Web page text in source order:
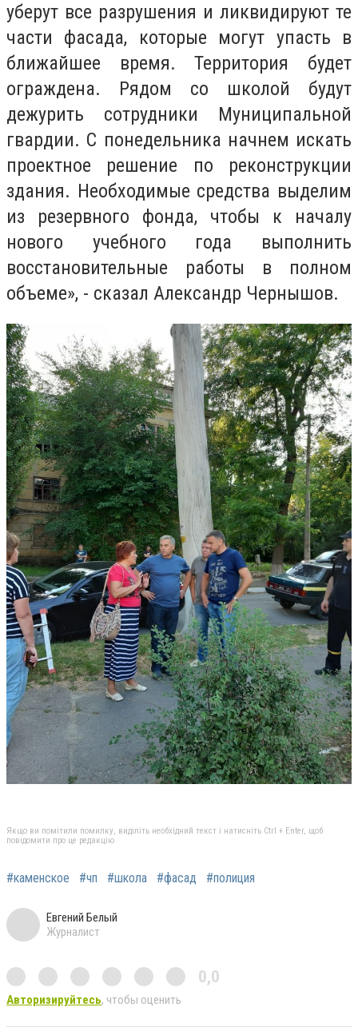
уберут все разрушения и ликвидируют те
части фасада, которые могут упасть в
ближайшее время. Территория будет
ограждена. Рядом со школой будут
дежурить сотрудники Муниципальной
гвардии. С понедельника начнем искать
проектное решение по реконструкции
здания. Необходимые средства выделим
из резервного фонда, чтобы к началу
нового учебного года выполнить
восстановительные работы в полном
объеме», - сказал Александр Чернышов.
Якщо ви помітили помилку, виділіть необхідний текст і натисніть Ctrl + Enter, щоб
повідомити про це редакцію
#каменское #чп #школа #фасад #полиция
Евгений Белый
Журналист
0,0
Авторизируйтесь, чтобы оценить